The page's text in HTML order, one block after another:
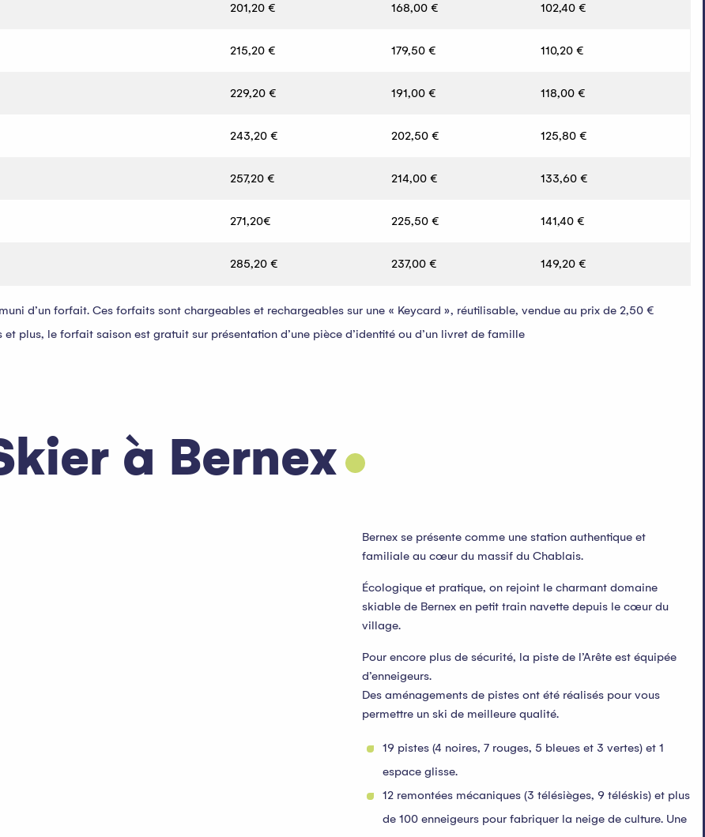
201,20 € 168,00 € 102,40 €
215,20 € 179,50 € 110,20 €
229,20 € 191,00 € 118,00 €
243,20 € 202,50 € 125,80 €
257,20 € 214,00 € 133,60 €
271,20€ 225,50 € 141,40 €
285,20 € 237,00 € 149,20 €
d’un forfait. Ces forfaits sont chargeables et rechargeables sur une « Keycard », réutilisable, vendue au prix de 2,50 €
plus, le forfait saison est gratuit sur présentation d’une pièce d’identité ou d’un livret de famille
à Bernex
Bernex se présente comme une station authentique et
familiale au cœur du massif du Chablais.
Écologique et pratique, on rejoint le charmant domaine
skiable de Bernex en petit train navette depuis le cœur du
village.
Pour encore plus de sécurité, la piste de l’Arête est équipée
d’enneigeurs.
Des aménagements de pistes ont été réalisés pour vous
permettre un ski de meilleure qualité.
19 pistes (4 noires, 7 rouges, 5 bleues et 3 vertes) et 1
espace glisse.
12 remontées mécaniques (3 télésièges, 9 téléskis) et plus
de 100 enneigeurs pour fabriquer la neige de culture. Une